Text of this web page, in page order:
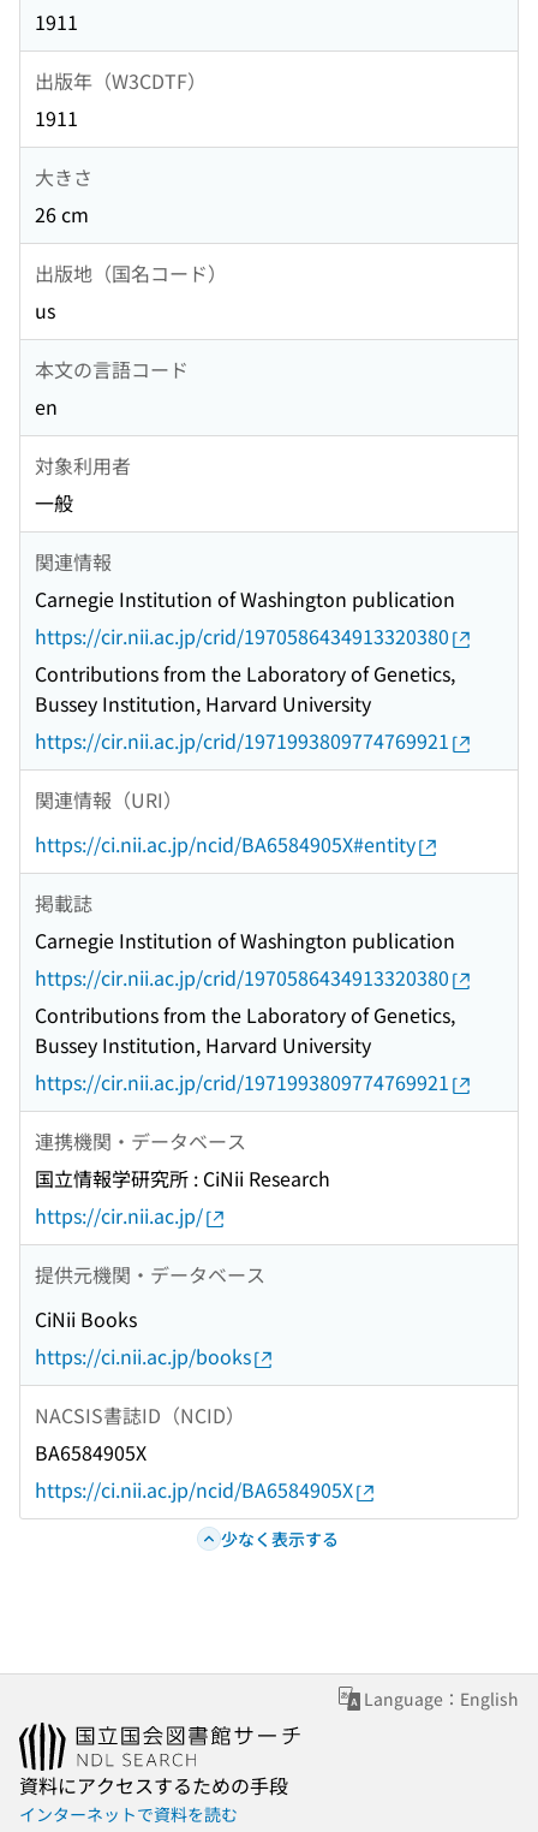
1911
出版年（W3CDTF）
1911
大きさ
26 cm
出版地（国名コード）
us
本文の言語コード
en
対象利用者
一般
関連情報
Carnegie Institution of Washington publication
https://cir.nii.ac.jp/crid/1970586434913320380
Contributions from the Laboratory of Genetics,
Bussey Institution, Harvard University
https://cir.nii.ac.jp/crid/1971993809774769921
関連情報（URI）
https://ci.nii.ac.jp/ncid/BA6584905X#entity
掲載誌
Carnegie Institution of Washington publication
https://cir.nii.ac.jp/crid/1970586434913320380
Contributions from the Laboratory of Genetics,
Bussey Institution, Harvard University
https://cir.nii.ac.jp/crid/1971993809774769921
連携機関・データベース
国立情報学研究所 : CiNii Research
https://cir.nii.ac.jp/
提供元機関・データベース
CiNii Books
https://ci.nii.ac.jp/books
NACSIS書誌ID（NCID）
BA6584905X
https://ci.nii.ac.jp/ncid/BA6584905X
少なく表示する
Language：English
資料にアクセスするための手段
インターネットで資料を読む